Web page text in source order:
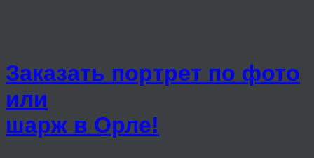
Заказать портрет по фото
или
шарж в Орле!